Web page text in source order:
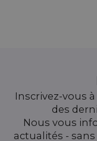
Inscrivez-vous
des
Nous vous
actualités -